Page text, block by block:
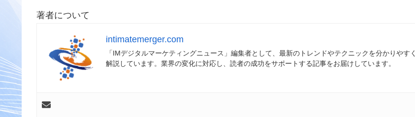
著者について
intimatemerger.com
「IMデジタルマーケティングニュース」編集者として、最新のトレンドやテクニックを分かりやすく
解説しています。業界の変化に対応し、読者の成功をサポートする記事をお届けしています。